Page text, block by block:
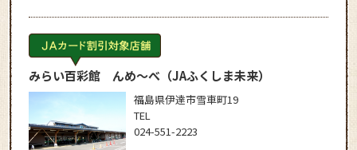
みらい百彩館 んめ～べ（JAふくしま未来）
福島県伊達市雪車町19
TEL
024-551-2223